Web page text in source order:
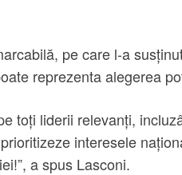
pe care l-a
reprezenta alegerea
toți liderii relevanți,
interesele
a spus Lasconi.